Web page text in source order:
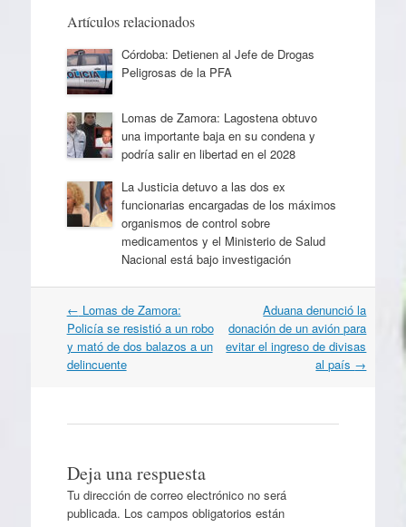
Artículos relacionados
Córdoba: Detienen al Jefe de Drogas
Peligrosas de la PFA
Lomas de Zamora: Lagostena obtuvo
una importante baja en su condena y
podría salir en libertad en el 2028
La Justicia detuvo a las dos ex
funcionarias encargadas de los máximos
organismos de control sobre
medicamentos y el Ministerio de Salud
Nacional está bajo investigación
Navegación
por
artículos
← Lomas de Zamora:
Policía se resistió a un robo
y mató de dos balazos a un
delincuente
Aduana denunció la
donación de un avión para
evitar el ingreso de divisas
al país →
Deja una respuesta
Tu dirección de correo electrónico no será
publicada. Los campos obligatorios están